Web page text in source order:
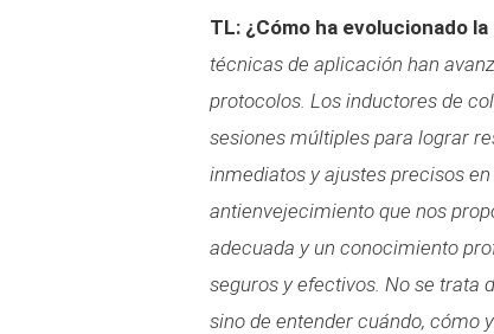
TL: ¿Cómo ha evolucionado
técnicas de aplicación han
protocolos. Los inductores de
sesiones múltiples para lograr
inmediatos y ajustes precisos
antienvejecimiento que nos
adecuada y un conocimiento
seguros y efectivos. No se trata
sino de entender cuándo, cómo